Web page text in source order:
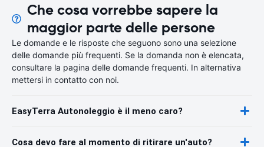
Che cosa vorrebbe sapere la
maggior parte delle persone
Le domande e le risposte che seguono sono una selezione
delle domande più frequenti. Se la domanda non è elencata,
consultare la pagina delle domande frequenti. In alternativa
mettersi in contatto con noi.
EasyTerra Autonoleggio è il meno caro?
Cosa devo fare al momento di ritirare un'auto?